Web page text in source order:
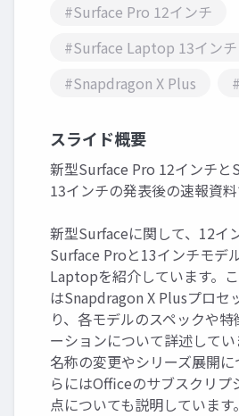
#Surface Pro 12インチ
#Surface Laptop 13インチ
#Snapdragon X Plus
スライド概要
新型Surface Pro 12インチ
13インチの発表後の速報資料
新型Surfaceに関して、12イ
Surface Proと13インチモデ
Laptopを紹介しています。
はSnapdragon X Plusプロセ
り、各モデルのスペックや
ーションについて詳述して
名称の変更やシリーズ展開
らにはOfficeのサブスクリプ
点についても説明しています。